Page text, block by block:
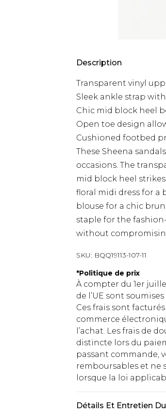
Description
Transparent vinyl
Sleek ankle strap
Chic mid block heel
Open toe design
Cushioned footbed
These Sheena
occasions. The
mid block heel
floral midi dress for a
blouse for a chic
staple for the
without
SKU: BQQ19113-107-11
*Politique de prix
À compter du 1er
de l’UE sont
Ces frais sont
commerce
l’achat. Les frais de
distincte lors du
passant commande,
remboursables et ne
lorsque la loi
Détails Et Entretien